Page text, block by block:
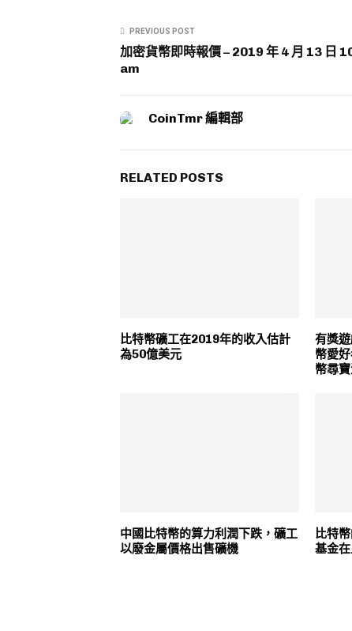
PREVIOUS POST
加密貨幣即時報價 – 2019 年 4 月 13 日
am
CoinTmr 編輯部
RELATED POSTS
比特幣礦工在2019年的收入估計
為50億美元
有獎
幣愛
幣尋
中國比特幣的算力利潤下跌，礦工
以廢金屬價格出售礦機
比特
基金